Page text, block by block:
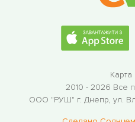
Карта
2010 - 2026 Все
ООО "РУШ" г. Днепр, ул.